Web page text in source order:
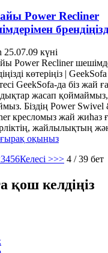
Power Recliner
25.07.09 күні
Power Recliner
көтеріңіз |
GeekSofa-да біз жай
жасап қоймаймыз,
Біздің Power Swivel
кресломыз жай жиһаз
жайлылықтың
оқыңыз
3456Келесі >>> 4 / 39 бет
қош келдіңіз